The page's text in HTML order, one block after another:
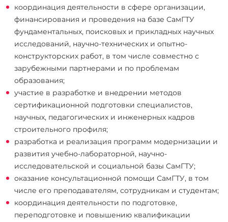
координация деятельности в сфере организации,
финансирования и проведения на базе СамГТУ
фундаментальных, поисковых и прикладных научных
исследований, научно-технических и опытно-
конструкторских работ, в том числе совместно с
зарубежными партнерами и по проблемам
образования;
участие в разработке и внедрении методов
сертификационной подготовки специалистов,
научных, педагогических и инженерных кадров
строительного профиля;
разработка и реализация программ модернизации и
развития учебно-лабораторной, научно-
исследовательской и социальной базы СамГТУ;
оказание консультационной помощи СамГТУ, в том
числе его преподавателям, сотрудникам и студентам;
координация деятельности по подготовке,
переподготовке и повышению квалификации